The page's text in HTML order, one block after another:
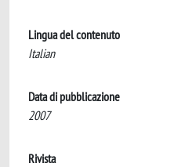
Lingua del contenuto
Italian
Data di pubblicazione
2007
Rivista